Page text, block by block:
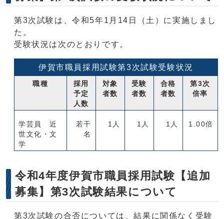
第3次試験は、令和5年1月14日（土）に実施しまし
た。
受験状況は次のとおりです。
伊賀市職員採用試験第3次試験受験状況
職種
採用
予定
人数
対象
者数
受験
者数
合格
者数
第3次
倍率
学芸員 近
世文化・文
学
若干
名
1人 1人 1人 1.00倍
令和4年度伊賀市職員採用試験【追加
募集】第3次試験結果について
第3次試験の合否については、結果に関係なく受験